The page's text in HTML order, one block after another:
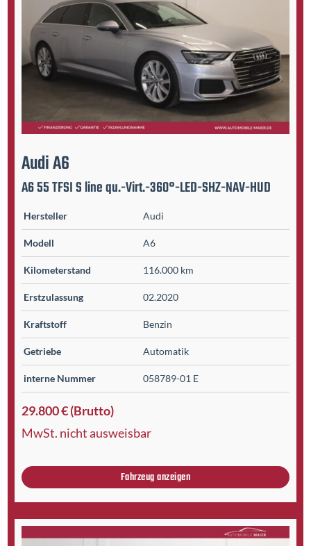
AudiA6
A6 55 TFSI S line qu.-Virt.-360°-LED-SHZ-NAV-HUD
Hersteller Audi
Modell A6
Kilometer­stand 116.000 km
Erst­zulassung 02.2020
Kraftstoff Benzin
Getriebe Automatik
interne Nummer 058789-01 E
29.800 € (Brutto)
MwSt. nicht ausweisbar
Fahrzeug anzeigen